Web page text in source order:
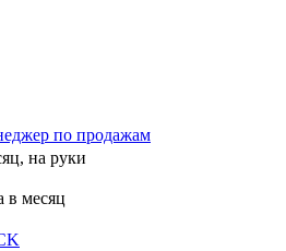
по продажам
на руки
в месяц